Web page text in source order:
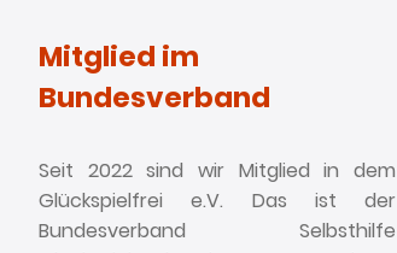
Mitglied im
Bundesverband
Seit 2022 sind wir Mitglied in dem
Glückspielfrei e.V. Das ist der
Bundesverband Selbsthilfe